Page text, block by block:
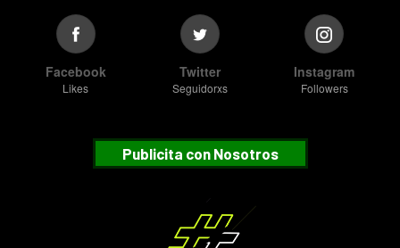
Facebook
Likes
Twitter
Seguidorxs
Instagram
Followers
Publicita con Nosotros